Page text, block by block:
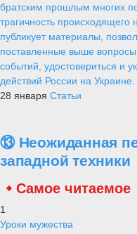
братским прошлым многих
трагичность
публикует материалы,
поставленные выше
событий, удостовериться и
действий России на Украине.
28 января Статьи
⑬ Неожиданная
западной техники
Самое читаемое
1
Уроки мужества